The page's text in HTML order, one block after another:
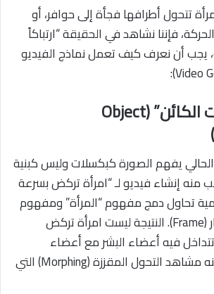
تتحول أطرافها فجأة إلى حوافر، أو
فإننا نشاهد في الحقيقة “ارتباكاً
يجب أن نعرف كيف تعمل نماذج الفيديو
أ. مشكلة “ثبات الكائن” (Object
يفهم الصورة كبكسلات وليس كبنية
منه إنشاء فيديو لـ “امرأة تركض بسرعة
تحاول دمج مفهوم “المرأة” ومفهوم
“الفهد” في كل إطار (Frame). النتيجة ليست امرأة تركض
فيه أعضاء البشر مع أعضاء
الحيوان، مما ينتج عنه مشاهد التحول المقززة (Morphing) التي